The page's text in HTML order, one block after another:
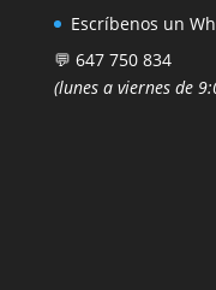
Escríbenos un
💬 647 750 834
(lunes a viernes de